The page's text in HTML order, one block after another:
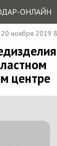
ОНЛАЙН
20 ноября 2019
центре